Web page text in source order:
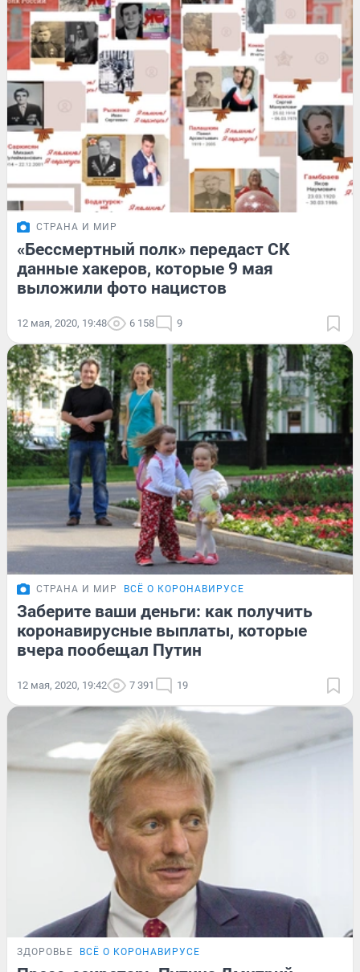
СТРАНА И МИР
«Бессмертный полк» передаст СК
данные хакеров, которые 9 мая
выложили фото нацистов
12 мая, 2020, 19:48 6 158 9
СТРАНА И МИР ВСЁ О КОРОНАВИРУСЕ
Заберите ваши деньги: как получить
коронавирусные выплаты, которые
вчера пообещал Путин
12 мая, 2020, 19:42 7 391 19
ЗДОРОВЬЕ ВСЁ О КОРОНАВИРУСЕ